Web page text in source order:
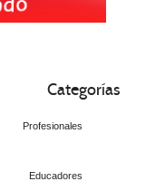
Categorías
Profesionales
Educadores